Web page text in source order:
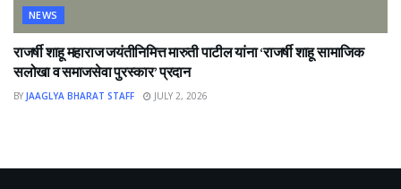
NEWS
राजर्षी शाहू महाराज जयंतीनिमित्त मारुती पाटील यांना ‘राजर्षी शाहू सामाजिक
सलोखा व समाजसेवा पुरस्कार’ प्रदान
BY JAAGLYA BHARAT STAFF JULY 2, 2026